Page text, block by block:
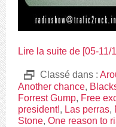
Lire la suite de [05-
D Classé dans :
Another chance,
Forrest Gump, Free
president!, Las perras,
Stone, One reason to